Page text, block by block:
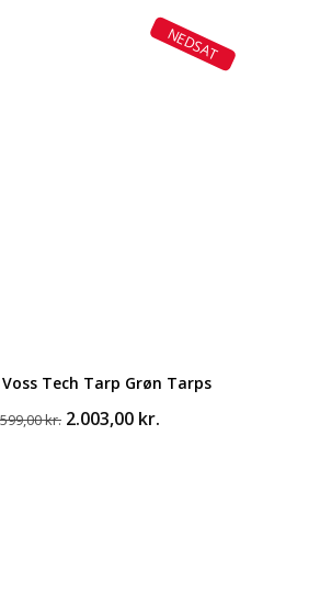
pris
er:
1.181,00 kr..
NEDSAT
Tech Tarp Grøn Tarps
kr. Den
2.003,00 kr.